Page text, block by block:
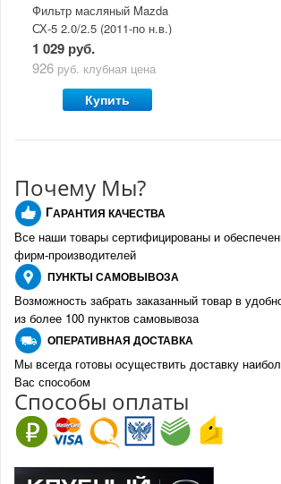
Фильтр масляный Mazda
СХ-5 2.0/2.5 (2011-по н.в.)
1 029 руб.
926 руб. клубная цена
Купить
Почему Мы?
ГАРАНТИЯ КАЧЕСТВА
Все наши товары сертифицированы и
фирм-производителей
ПУНКТЫ САМОВЫВОЗА
Возможность забрать заказанный товар в
из более 100 пунктов самовывоза
ОПЕРАТИВНАЯ ДОСТАВКА
Мы всегда готовы осуществить доставку
Вас способом
Способы оплаты